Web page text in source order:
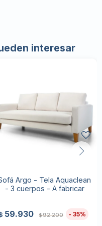
interesar
Argo - Tela Aquaclean
- 3 cuerpos - A fabricar
59.930 $92.200 35